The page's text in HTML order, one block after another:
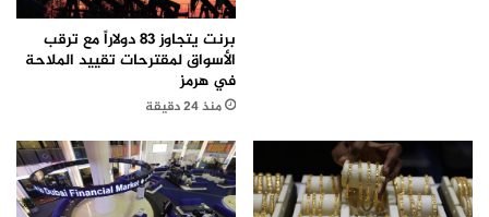
برنت يتجاوز 83 دولاراً مع ترقب
الأسواق لمقترحات تقييد الملاحة
في هرمز
منذ 24 دقيقة